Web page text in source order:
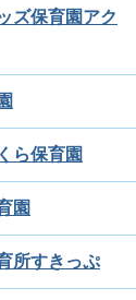
ズ保育園アク
ら保育園
園
所すきっぷ